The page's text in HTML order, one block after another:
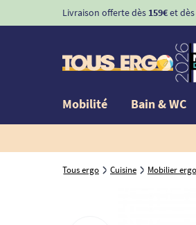
Livraison offerte dès 159€et dès
Mobilité Bain & WC
Tous ergo Cuisine Mobilier